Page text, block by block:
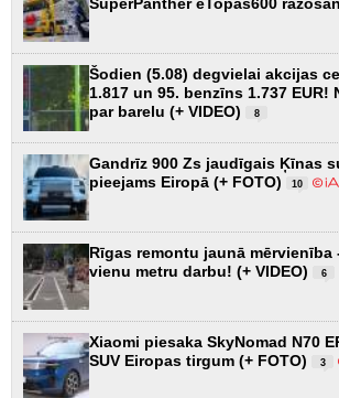
Šodien (5.08) degvielai akcijas
1.817 un 95. benzīns 1.737 EUR!
par barelu (+ VIDEO)
8
Gandrīz 900 Zs jaudīgais Ķīnas
pieejams Eiropā (+ FOTO)
10
Rīgas remontu jaunā
vienu metru darbu! (+ VIDEO)
6
Xiaomi piesaka SkyNomad N70
SUV Eiropas tirgum (+ FOTO)
3